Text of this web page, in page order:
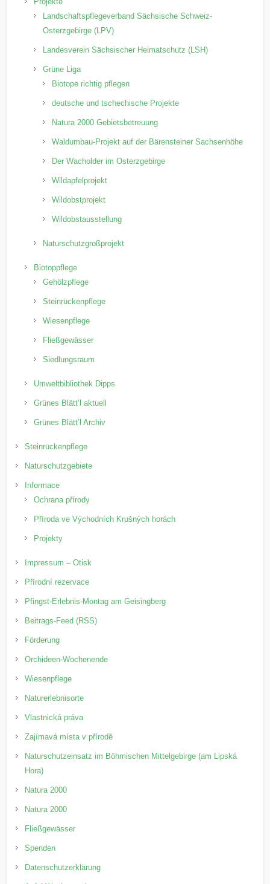
Landschaftspflegeverband Sächsische Schweiz-
Osterzgebirge (LPV)
Landesverein Sächsischer Heimatschutz (LSH)
Grüne Liga
Biotope richtig pflegen
deutsche und tschechische Projekte
Natura 2000 Gebietsbetreuung
Waldumbau-Projekt auf der Bärensteiner Sachsenhöhe
Der Wacholder im Osterzgebirge
Wildapfelprojekt
Wildobstprojekt
Wildobstausstellung
Naturschutzgroßprojekt
Biotoppflege
Gehölzpflege
Steinrückenpflege
Wiesenpflege
Fließgewässer
Siedlungsraum
Umweltbibliothek Dipps
Grünes Blätt’l aktuell
Grünes Blätt’l Archiv
Steinrückenpflege
Naturschutzgebiete
Informace
Ochrana přírody
Příroda ve Východních Krušných horách
Projekty
Impressum – Otisk
Přírodní rezervace
Pfingst-Erlebnis-Montag am Geisingberg
Beitrags-Feed (RSS)
Förderung
Orchideen-Wochenende
Wiesenpflege
Naturerlebnisorte
Vlastnická práva
Zajímavá místa v přírodě
Naturschutzeinsatz im Böhmischen Mittelgebirge (am Lipská
Hora)
Natura 2000
Natura 2000
Fließgewässer
Spenden
Datenschutzerklärung